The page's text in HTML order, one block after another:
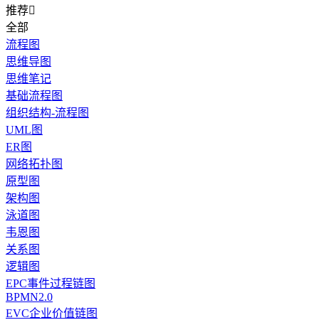
推荐
全部
流程图
思维导图
思维笔记
基础流程图
组织结构-流程图
UML图
ER图
网络拓扑图
原型图
架构图
泳道图
韦恩图
关系图
逻辑图
EPC事件过程链图
BPMN2.0
EVC企业价值链图